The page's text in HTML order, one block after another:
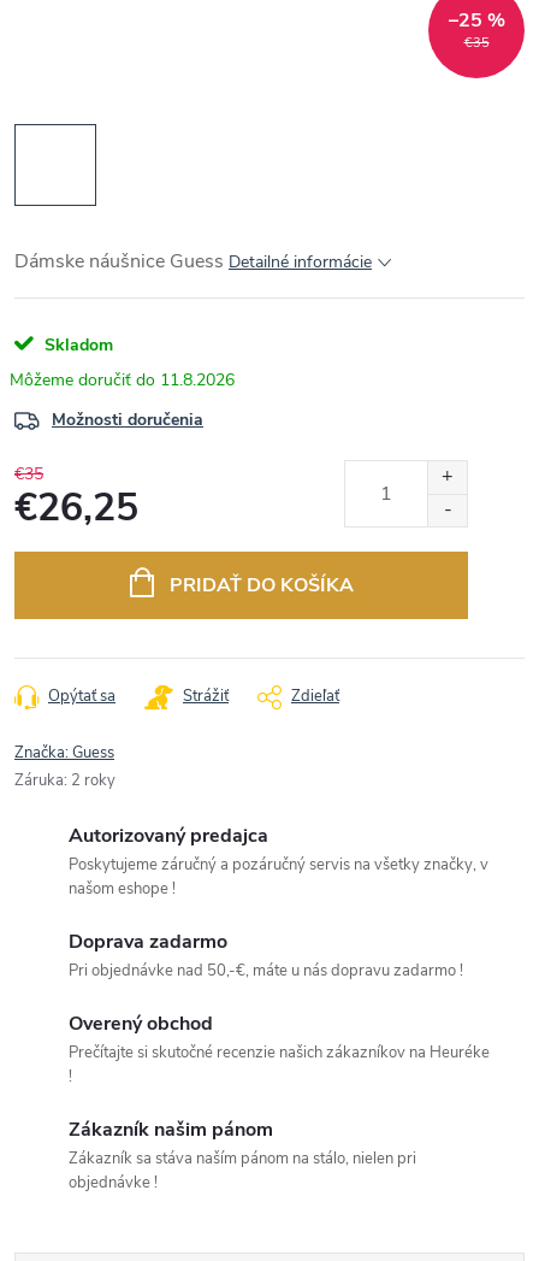
€35
–25 %
Dámske náušnice Guess Detailné informácie
Skladom
11.8.2026
Možnosti doručenia
€35
€26,25
PRIDAŤ DO KOŠÍKA
Opýtať sa Strážiť Zdieľať
Značka:Guess
Záruka: 2 roky
Autorizovaný predajca
Poskytujeme záručný a pozáručný servis na všetky značky, v
našom eshope !
Doprava zadarmo
Pri objednávke nad 50,-€, máte u nás dopravu zadarmo !
Overený obchod
Prečítajte si skutočné recenzie našich zákazníkov na Heuréke
!
Zákazník našim pánom
Zákazník sa stáva naším pánom na stálo, nielen pri
objednávke !